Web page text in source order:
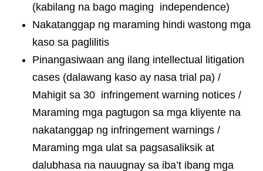
(kabilang na bago maging independence)
Nakatanggap ng maraming hindi wastong mga
kaso sa paglilitis
Pinangasiwaan ang ilang intellectual litigation
cases (dalawang kaso ay nasa trial pa) /
Mahigit sa 30 infringement warning notices /
Maraming mga pagtugon sa mga kliyente na
nakatanggap ng infringement warnings /
Maraming mga ulat sa pagsasaliksik at
dalubhasa na nauugnay sa iba’t ibang mga